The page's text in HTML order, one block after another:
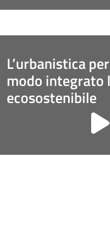
L’urbanistica
modo integrato
ecosostenibile